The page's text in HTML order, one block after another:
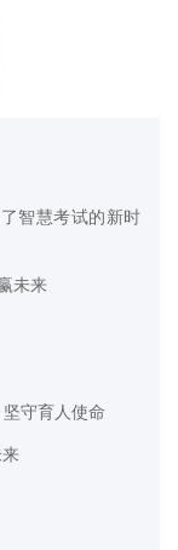
智慧考试的新时
未来
守育人使命